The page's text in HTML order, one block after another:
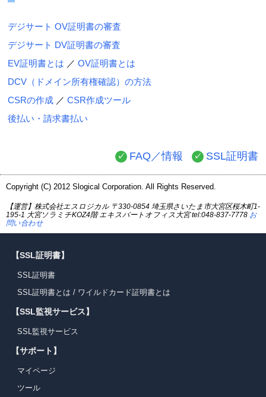
デジサート OV証明書の審査
デジサート DV証明書の審査
EV証明書とは ／OV証明書とは
DCV（ドメイン所有権確認）の方法
CSRの作成 ／CSR作成ツール
後払い・請求書払い
FAQ／情報 SSL証明書
Copyright (C) 2012 Slogical Corporation. All Rights Reserved.
【運営】株式会社エスロジカル 〒330-0854 埼玉県さいたま市大宮区桜木町1-
195-1 大宮ソラミチKOZ4階 エキスパートオフィス大宮 tel:048-837-7778 お
問い合わせ
【SSL証明書】
SSL証明書
SSL証明書とは / ワイルドカード証明書とは
【SSL監視サービス】
SSL監視サービス
【サポート】
マイページ
ツール